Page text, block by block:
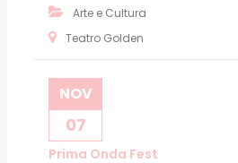
Arte e Cultura
Teatro Golden
NOV
07
Prima Onda Fest